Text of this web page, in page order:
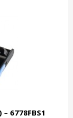
– 6778FBS1